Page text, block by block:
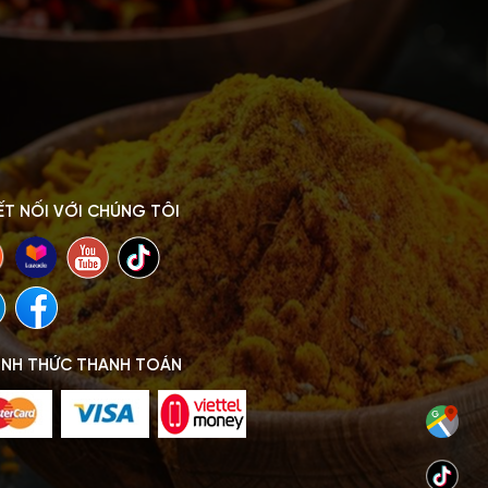
NỐI VỚI CHÚNG TÔI
THỨC THANH TOÁN